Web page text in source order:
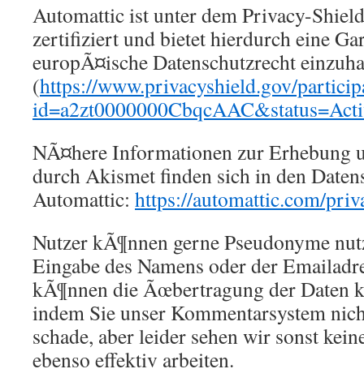
Automattic ist unter dem Privacy-
zertifiziert und bietet hierdurch eine
europÃ¤ische Datenschutzrecht
(https://www.privacyshield.gov/
NÃ¤here Informationen zur Erhebung
durch Akismet finden sich in den
Automattic: https://automattic.com/
Nutzer kÃ¶nnen gerne Pseudonyme
Eingabe des Namens oder der
kÃ¶nnen die Ãœbertragung der Daten
indem Sie unser Kommentarsystem
schade, aber leider sehen wir sonst
ebenso effektiv arbeiten.